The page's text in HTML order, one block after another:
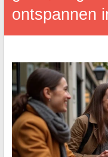
ontspannen